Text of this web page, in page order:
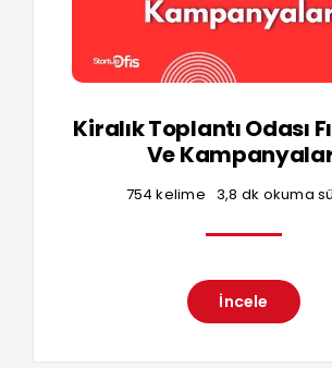
Kiralık Toplantı Odası
Ve
754 kelime 3,8 dk okuma
İncele